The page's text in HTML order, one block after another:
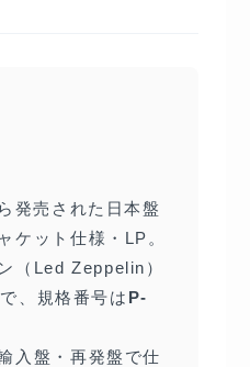
発売された日本盤
ケット仕様・LP。
（Led Zeppelin）
、規格番号は P-
入盤・再発盤で仕